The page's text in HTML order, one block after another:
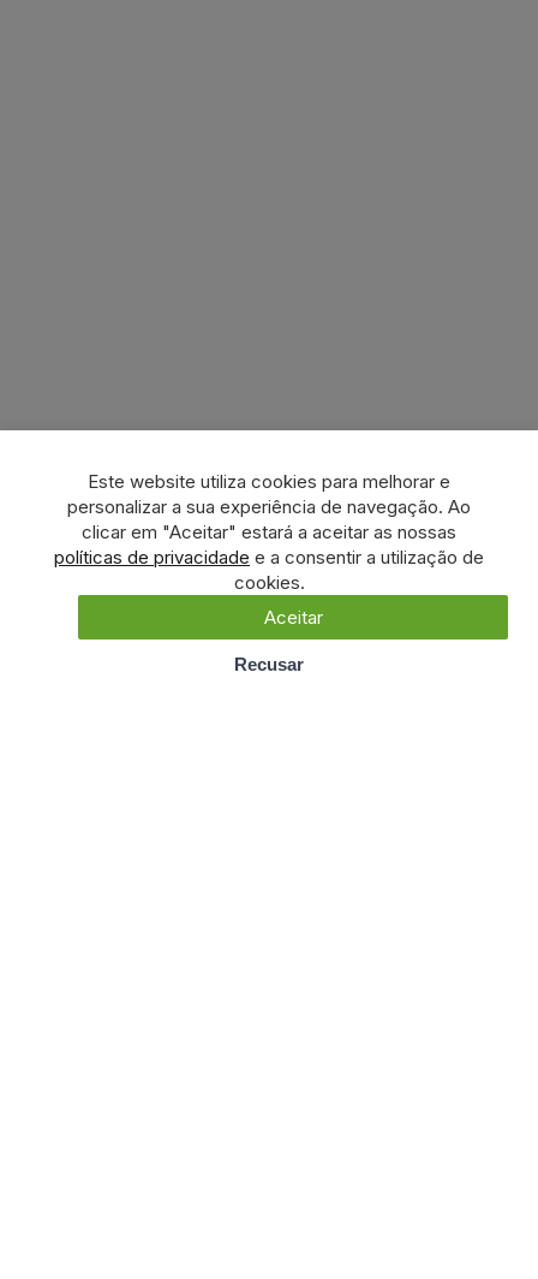
Este website utiliza cookies para melhorar e
personalizar a sua experiência de navegação. Ao
clicar em "Aceitar" estará a aceitar as nossas
políticas de privacidade e a consentir a utilização de
cookies.
Aceitar
Recusar